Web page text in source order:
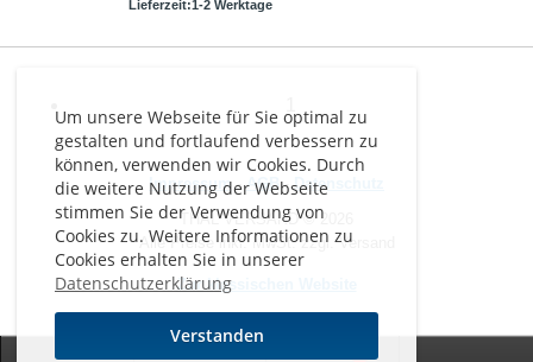
Um unsere Webseite für Sie optimal zu
gestalten und fortlaufend verbessern zu
können, verwenden wir Cookies. Durch
die weitere Nutzung der Webseite
stimmen Sie der Verwendung von
Cookies zu. Weitere Informationen zu
Cookies erhalten Sie in unserer
Datenschutzerklärung
Verstanden
Lieferzeit:1-2 Werktage
Impressum-AGB-Datenschutz
THAL VERSAND © 2026
Alle Preise inkl. MwSt. zzgl. Versand
Zur klassischen Website